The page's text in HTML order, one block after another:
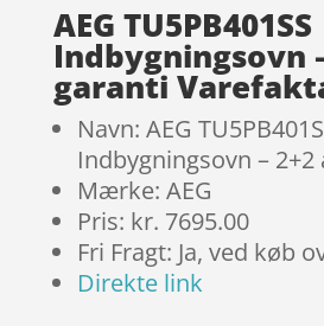
ømmels
er
AEG TU5PB401SS
Indbygningsovn
garanti
Navn: AEG
Indbygningsovn –
Mærke: AEG
Pris: kr. 7695.00
Fri Fragt: Ja, ved køb
Direkte link